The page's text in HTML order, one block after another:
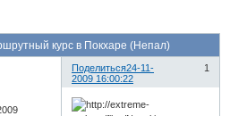
курс в Покхаре (Непал)
Поделиться 1
24-11-
2009 16:00:22